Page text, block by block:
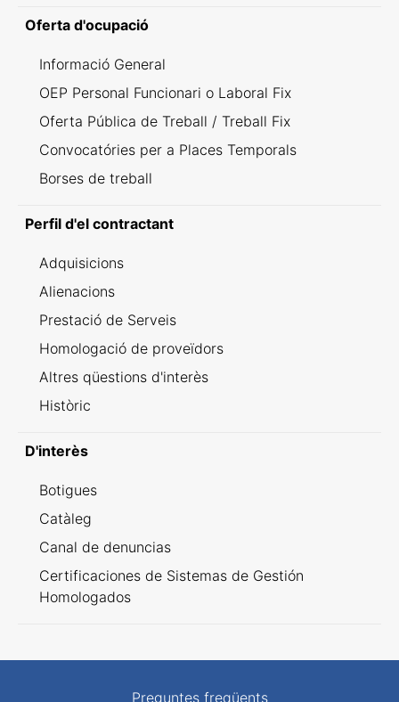
Oferta d'ocupació
Informació General
OEP Personal Funcionari o Laboral Fix
Oferta Pública de Treball / Treball Fix
Convocatóries per a Places Temporals
Borses de treball
Perfil d'el contractant
Adquisicions
Alienacions
Prestació de Serveis
Homologació de proveïdors
Altres qüestions d'interès
Històric
D'interès
Botigues
Catàleg
Canal de denuncias
Certificaciones de Sistemas de Gestión
Homologados
Preguntes freqüents